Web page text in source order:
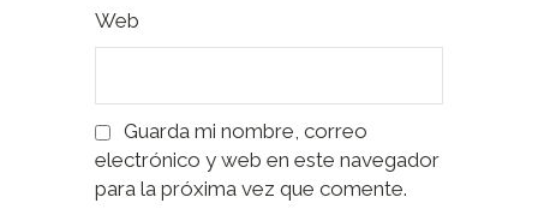
Web
Guarda mi nombre, correo
electrónico y web en este navegador
para la próxima vez que comente.